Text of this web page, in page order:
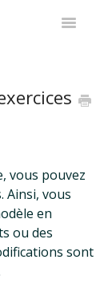
Toggle
vous pouvez
Ainsi, vous
en
ou des
sont